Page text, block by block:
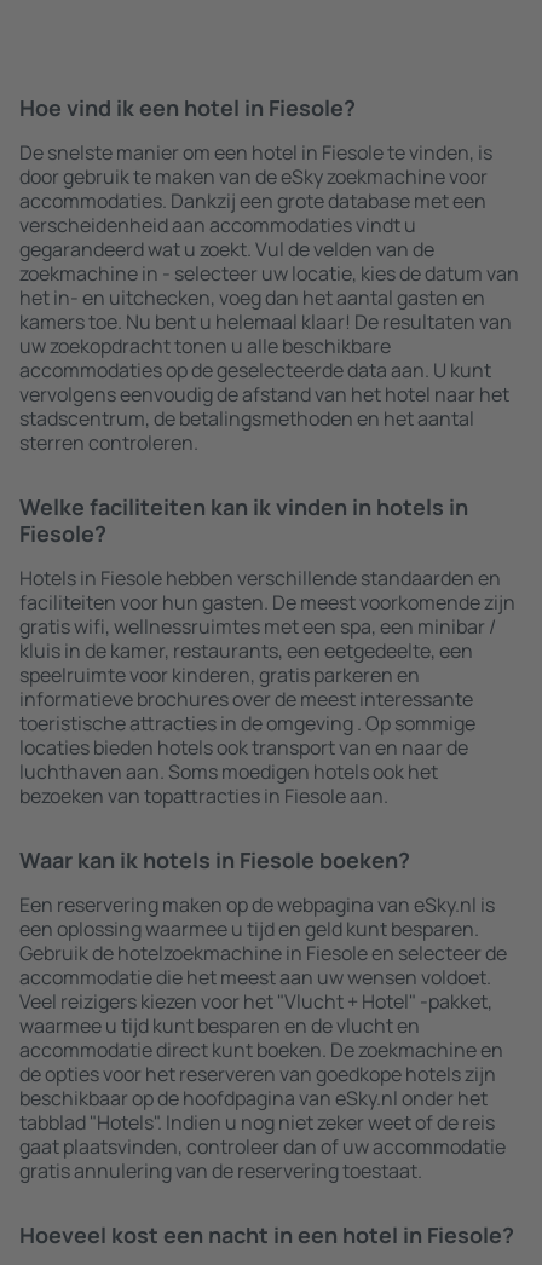
Hoe vind ik een hotel in Fiesole?
De snelste manier om een hotel in Fiesole te vinden, is
door gebruik te maken van de eSky zoekmachine voor
accommodaties. Dankzij een grote database met een
verscheidenheid aan accommodaties vindt u
gegarandeerd wat u zoekt. Vul de velden van de
zoekmachine in - selecteer uw locatie, kies de datum van
het in- en uitchecken, voeg dan het aantal gasten en
kamers toe. Nu bent u helemaal klaar! De resultaten van
uw zoekopdracht tonen u alle beschikbare
accommodaties op de geselecteerde data aan. U kunt
vervolgens eenvoudig de afstand van het hotel naar het
stadscentrum, de betalingsmethoden en het aantal
sterren controleren.
Welke faciliteiten kan ik vinden in hotels in
Fiesole?
Hotels in Fiesole hebben verschillende standaarden en
faciliteiten voor hun gasten. De meest voorkomende zijn
gratis wifi, wellnessruimtes met een spa, een minibar /
kluis in de kamer, restaurants, een eetgedeelte, een
speelruimte voor kinderen, gratis parkeren en
informatieve brochures over de meest interessante
toeristische attracties in de omgeving . Op sommige
locaties bieden hotels ook transport van en naar de
luchthaven aan. Soms moedigen hotels ook het
bezoeken van topattracties in Fiesole aan.
Waar kan ik hotels in Fiesole boeken?
Een reservering maken op de webpagina van eSky.nl is
een oplossing waarmee u tijd en geld kunt besparen.
Gebruik de hotelzoekmachine in Fiesole en selecteer de
accommodatie die het meest aan uw wensen voldoet.
Veel reizigers kiezen voor het "Vlucht + Hotel" -pakket,
waarmee u tijd kunt besparen en de vlucht en
accommodatie direct kunt boeken. De zoekmachine en
de opties voor het reserveren van goedkope hotels zijn
beschikbaar op de hoofdpagina van eSky.nl onder het
tabblad "Hotels". Indien u nog niet zeker weet of de reis
gaat plaatsvinden, controleer dan of uw accommodatie
gratis annulering van de reservering toestaat.
Hoeveel kost een nacht in een hotel in Fiesole?